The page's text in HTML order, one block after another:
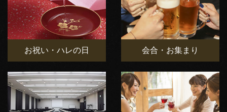
お祝い・ハレの日 会合・お集まり